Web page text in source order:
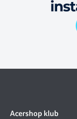
Acershop klub